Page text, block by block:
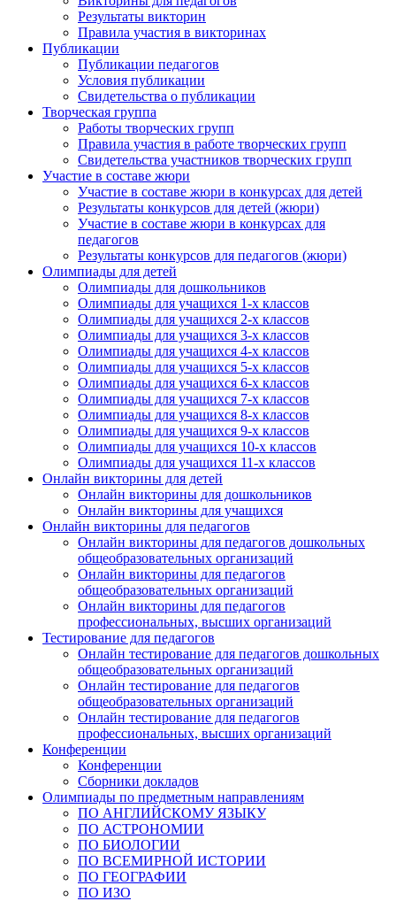
Результаты викторин
Правила участия в викторинах
Публикации
Публикации педагогов
Условия публикации
Свидетельства о публикации
Творческая группа
Работы творческих групп
Правила участия в работе творческих групп
Свидетельства участников творческих групп
Участие в составе жюри
Участие в составе жюри в конкурсах для детей
Результаты конкурсов для детей (жюри)
Участие в составе жюри в конкурсах для
педагогов
Результаты конкурсов для педагогов (жюри)
Олимпиады для детей
Олимпиады для дошкольников
Олимпиады для учащихся 1-х классов
Олимпиады для учащихся 2-х классов
Олимпиады для учащихся 3-х классов
Олимпиады для учащихся 4-х классов
Олимпиады для учащихся 5-х классов
Олимпиады для учащихся 6-х классов
Олимпиады для учащихся 7-х классов
Олимпиады для учащихся 8-х классов
Олимпиады для учащихся 9-х классов
Олимпиады для учащихся 10-х классов
Олимпиады для учащихся 11-х классов
Онлайн викторины для детей
Онлайн викторины для дошкольников
Онлайн викторины для учащихся
Онлайн викторины для педагогов
Онлайн викторины для педагогов дошкольных
общеобразовательных организаций
Онлайн викторины для педагогов
общеобразовательных организаций
Онлайн викторины для педагогов
профессиональных, высших организаций
Тестирование для педагогов
Онлайн тестирование для педагогов дошкольных
общеобразовательных организаций
Онлайн тестирование для педагогов
общеобразовательных организаций
Онлайн тестирование для педагогов
профессиональных, высших организаций
Конференции
Конференции
Сборники докладов
Олимпиады по предметным направлениям
ПО АНГЛИЙСКОМУ ЯЗЫКУ
ПО АСТРОНОМИИ
ПО БИОЛОГИИ
ПО ВСЕМИРНОЙ ИСТОРИИ
ПО ГЕОГРАФИИ
ПО ИЗО